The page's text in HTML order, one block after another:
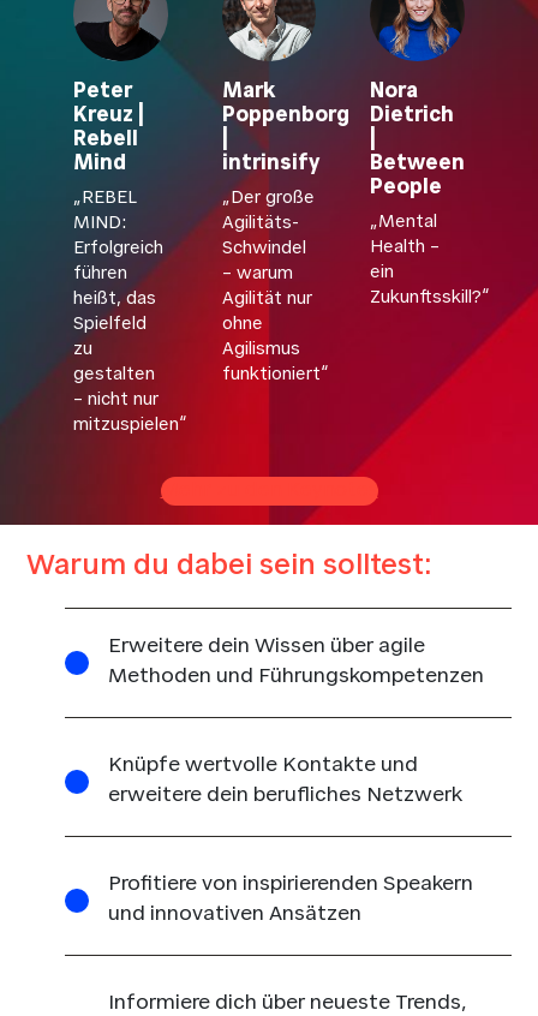
Peter
Kreuz |
Rebell
Mind
„REBEL
MIND:
Erfolgreich
führen
heißt, das
Spielfeld
zu
gestalten
– nicht nur
mitzuspielen“
Mark
Poppenborg
intrinsify
„Der große
Agilitäts-
Schwindel
– warum
Agilität nur
ohne
Agilismus
funktioniert“
Nora
Dietrich
Between
People
„Mental
Health –
ein
Zukunftsskill?“
Mehr zu den Keynotes
Warum du dabei sein solltest:
Erweitere dein Wissen über agile
Methoden und Führungskompetenzen
Knüpfe wertvolle Kontakte und
erweitere dein berufliches Netzwerk
Profitiere von inspirierenden Speakern
und innovativen Ansätzen
Informiere dich über neueste Trends,